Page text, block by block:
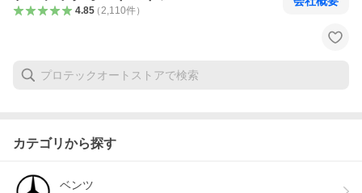
4.85（2,110件）
カテゴリから探す
ベンツ